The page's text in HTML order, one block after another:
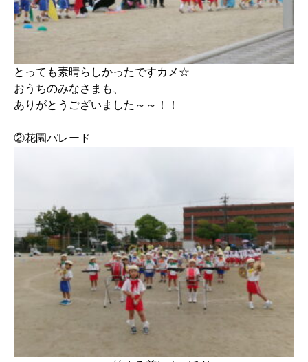
とっても素晴らしかったですカメ☆
おうちのみなさまも、
ありがとうございました～～！！
②花園パレード